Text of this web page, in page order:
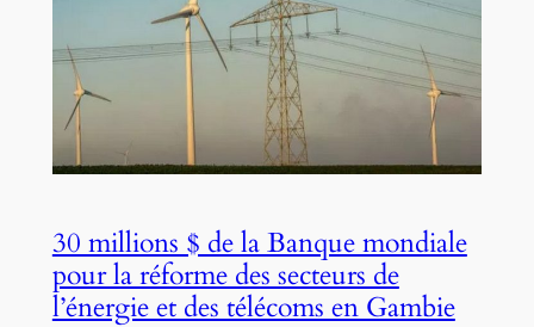
30 millions $ de la Banque mondiale
pour la réforme des secteurs de
l’énergie et des télécoms en Gambie